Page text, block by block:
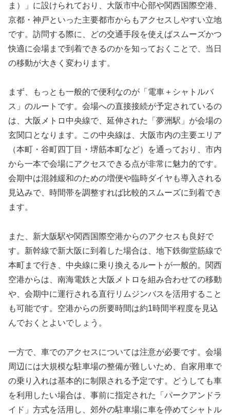
ま）」に設けられており、大阪市中心部や関西国際空港、
京都・神戸といった主要都市からもアクセスしやすい立地
です。訪問する際に、どの交通手段を使えばスムーズかつ
快適に会場まで到着できるのかを知っておくことで、当日
の移動が大きく変わります。
まず、もっとも一般的で便利なのが「電車＋シャトルバ
ス」のルートです。会場への直接接続が予定されているの
は、大阪メトロ中央線で、延伸された「夢洲駅」が会場の
玄関口となります。この中央線は、大阪市内の主要エリア
（本町・谷町四丁目・堺筋本町など）を通っており、市内
から一本で会場にアクセスできる点が非常に魅力的です。
会期中は混雑緩和のための増便や臨時ダイヤも導入される
見込みで、時間帯を調整すれば比較的スムーズに到着でき
ます。
また、新大阪駅や関西国際空港からのアクセスも良好で
す。新幹線で新大阪に到着した場合は、地下鉄御堂筋線で
本町まで行き、中央線に乗り換えるルートが一般的。関西
空港からは、南海電鉄と大阪メトロを組み合わせての移動
や、会期中に運行される直行リムジンバスを活用すること
も可能です。空港からの所要時間は約1時間半程度を見込
んでおくとよいでしょう。
一方で、車でのアクセスについては注意が必要です。会場
周辺には大規模な駐車場の整備が難しいため、自家用車で
の乗り入れは基本的に制限される予定です。どうしても車
を利用したい場合は、事前に指定された「パークアンドラ
イド」方式を活用し、郊外の駐車場に車を停めてシャトル